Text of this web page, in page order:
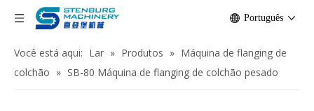
Português
Você está aqui: Lar » Produtos » Máquina de flanging de
colchão » SB-80 Máquina de flanging de colchão pesado